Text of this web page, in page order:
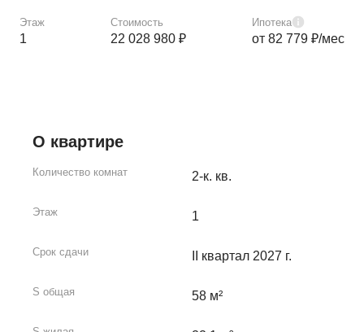
Этаж
1
Стоимость
22 028 980 ₽
Ипотека
от 82 779 ₽/мес
О квартире
Количество комнат 2-к. кв.
Этаж 1
Срок сдачи II квартал 2027 г.
S общая 58 м²